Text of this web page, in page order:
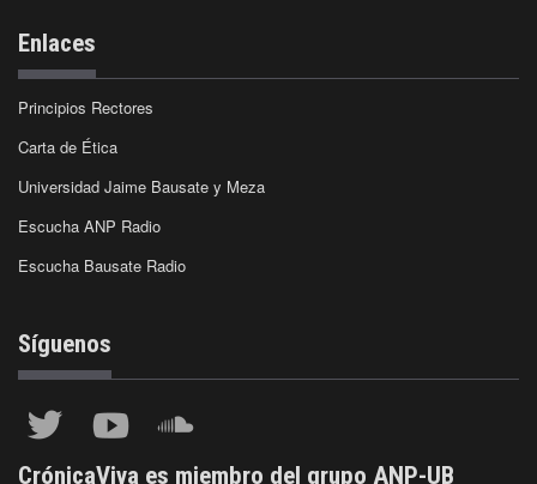
Enlaces
Principios Rectores
Carta de Ética
Universidad Jaime Bausate y Meza
Escucha ANP Radio
Escucha Bausate Radio
Síguenos
CrónicaViva es miembro del grupo ANP-UB